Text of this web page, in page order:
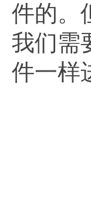
件的。
我们需
件一样